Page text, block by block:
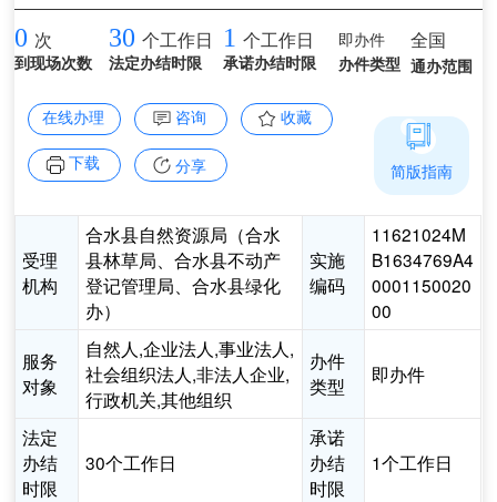
0 次
到现场次数
30 个工作日
法定办结时限
1 个工作日
承诺办结时限
即办件
办件类型
全国
通办范围
在线办理 咨询 收藏
下载 分享
受理
机构
合水县自然资源局（合水
县林草局、合水县不动产
登记管理局、合水县绿化
办）
实施
编码
11621024M
B1634769A4
0001150020
00
服务
对象
自然人,企业法人,事业法人,
社会组织法人,非法人企业,
行政机关,其他组织
办件
类型
即办件
法定
办结
时限
30个工作日
承诺
办结
时限
1个工作日
简版指南